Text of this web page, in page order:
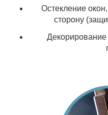
Остекление
сторону